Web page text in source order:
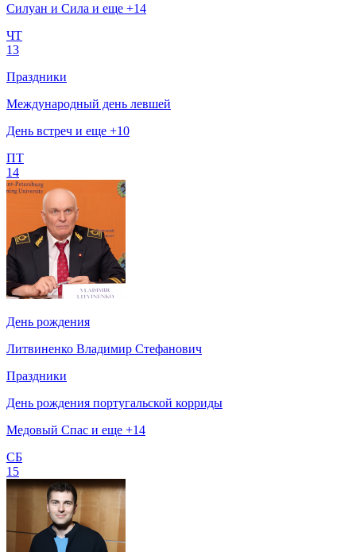
Силуан и Сила и еще +14
ЧТ
13
Праздники
Международный день левшей
День встреч и еще +10
ПТ
14
День рождения
Литвиненко Владимир Стефанович
Праздники
День рождения португальской корриды
Медовый Спас и еще +14
СБ
15